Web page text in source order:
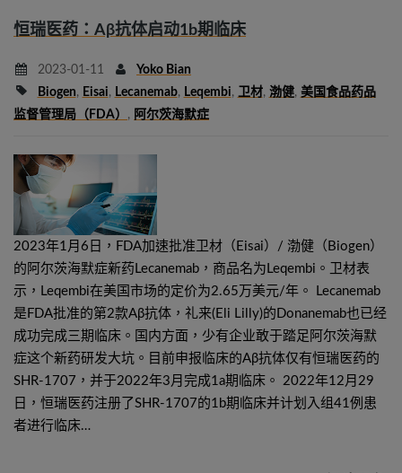
恒瑞医药：Aβ抗体启动1b期临床
2023-01-11
Yoko Bian
Biogen, Eisai, Lecanemab, Leqembi, 卫材, 渤健, 美国食品药品
监督管理局（FDA） , 阿尔茨海默症
2023年1月6日，FDA加速批准卫材（Eisai）/ 渤健（Biogen）
的阿尔茨海默症新药Lecanemab，商品名为Leqembi。卫材表
示，Leqembi在美国市场的定价为2.65万美元/年。 Lecanemab
是FDA批准的第2款Aβ抗体，礼来(Eli Lilly)的Donanemab也已经
成功完成三期临床。国内方面，少有企业敢于踏足阿尔茨海默
症这个新药研发大坑。目前申报临床的Aβ抗体仅有恒瑞医药的
SHR-1707，并于2022年3月完成1a期临床。 2022年12月29
日，恒瑞医药注册了SHR-1707的1b期临床并计划入组41例患
者进行临床…